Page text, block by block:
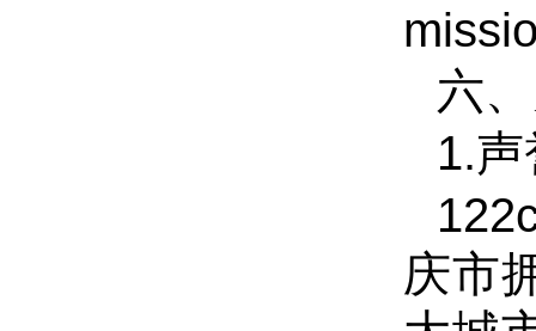
六
1.
庆市